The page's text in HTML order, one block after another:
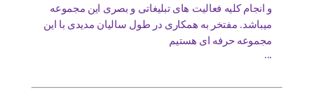
و انجام کلیه فعالیت های تبلیغاتی و بصری این مجموعه
میباشد. مفتخر به همکاری در طول سالیان مدیدی با این
مجموعه حرفه ای هستیم
...